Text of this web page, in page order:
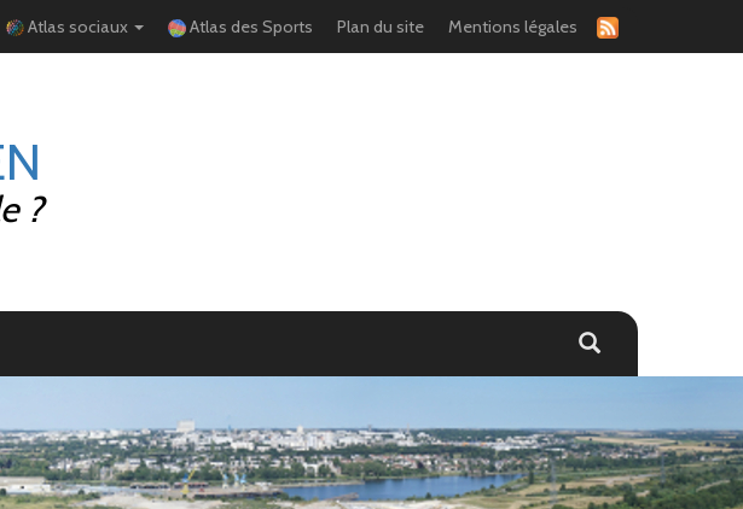
Atlas sociaux Atlas des Sports Plan du site Mentions légales
?